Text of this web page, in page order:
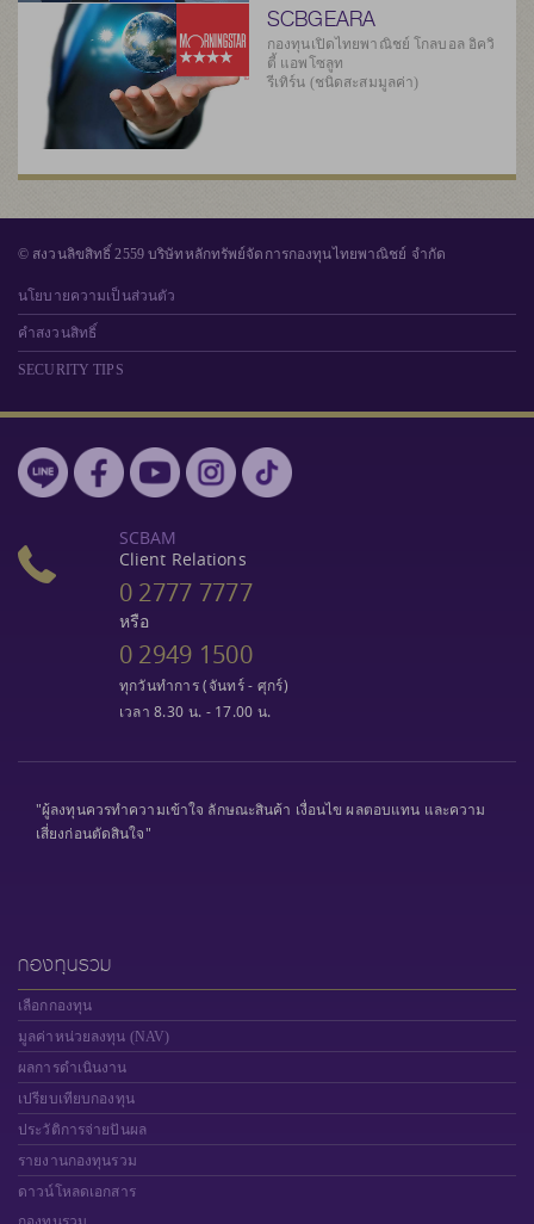
SCBGEARA
กองทุนเปิดไทยพาณิชย์ โกลบอล อิควิ
ตี้ แอพโซลูท
รีเทิร์น (ชนิดสะสมมูลค่า)
© สงวนลิขสิทธิ์ 2559 บริษัทหลักทรัพย์จัดการกองทุนไทยพาณิชย์ จำกัด
นโยบายความเป็นส่วนตัว
คำสงวนสิทธิ์
SECURITY TIPS
SCBAM
Client Relations
0 2777 7777
หรือ
0 2949 1500
ทุกวันทำการ (จันทร์ - ศุกร์)
เวลา 8.30 น. - 17.00 น.
"ผู้ลงทุนควรทำความเข้าใจ ลักษณะสินค้า เงื่อนไข ผลตอบแทน และความ
เสี่ยงก่อนตัดสินใจ"
กองทุนรวม
เลือกกองทุน
มูลค่าหน่วยลงทุน (NAV)
ผลการดำเนินงาน
เปรียบเทียบกองทุน
ประวัติการจ่ายปันผล
รายงานกองทุนรวม
ดาวน์โหลดเอกสาร